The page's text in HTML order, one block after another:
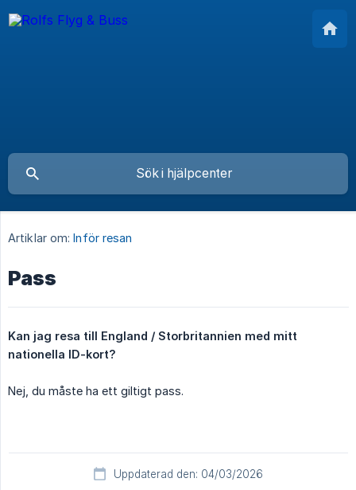
Artiklar om: Inför resan
Pass
Kan jag resa till England / Storbritannien med mitt
nationella ID-kort?
Nej, du måste ha ett giltigt pass.
Uppdaterad den: 04/03/2026